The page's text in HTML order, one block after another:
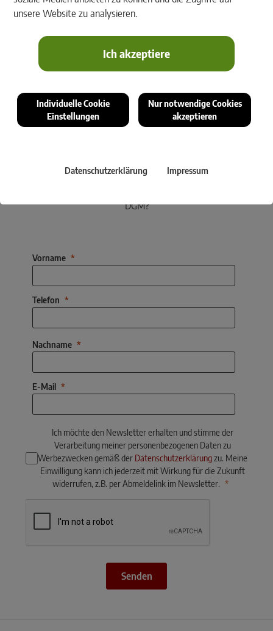
unsere Website zu analysieren.
Ich akzeptiere
Individuelle Cookie
Einstellungen
Nur notwendige Cookies
akzeptieren
Datenschutzerklärung Impressum
benutzerfreundliche Oberfläche: Produktauswahl mit Vorschau,
transparente Kostenübersicht, sofortige Datenbereitstellung,
integrierter Viewer.
Sie sind an rmDATA GeoDiscoverer interessiert?
Geomatik vorstellen: rmDATA Geomatik, die All-in-one
DGM?
Vorname
Telefon
Nachname
E-Mail
Ich möchte den Newsletter erhalten und stimme der
Verarbeitung meiner personenbezogenen Daten zu
Werbezwecken gemäß der Datenschutzerklärungzu. Meine
Einwilligung kann ich jederzeit mit Wirkung für die Zukunft
widerrufen, z.B. per Abmeldelink im Newsletter.
Senden